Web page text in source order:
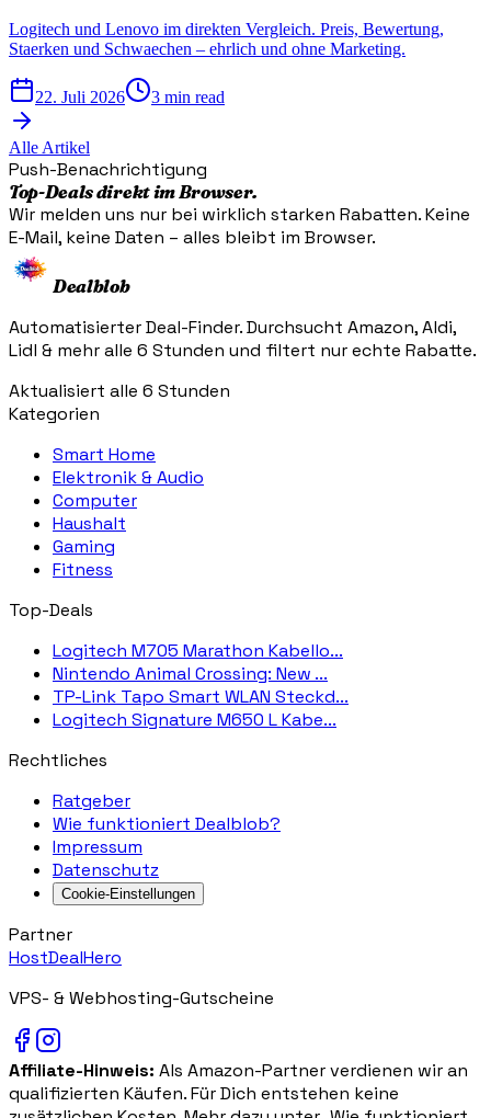
Logitech und Lenovo im direkten Vergleich. Preis, Bewertung,
Staerken und Schwaechen – ehrlich und ohne Marketing.
22. Juli 2026 3 min read
Alle Artikel
Push-Benachrichtigung
Top-Deals direkt im Browser.
Wir melden uns nur bei wirklich starken Rabatten. Keine
E-Mail, keine Daten – alles bleibt im Browser.
Dealblob
Automatisierter Deal-Finder. Durchsucht Amazon, Aldi,
Lidl & mehr alle 6 Stunden und filtert nur echte Rabatte.
Aktualisiert alle 6 Stunden
Kategorien
Smart Home
Elektronik & Audio
Computer
Haushalt
Gaming
Fitness
Top-Deals
Logitech M705 Marathon Kabello...
Nintendo Animal Crossing: New ...
TP-Link Tapo Smart WLAN Steckd...
Logitech Signature M650 L Kabe...
Rechtliches
Ratgeber
Wie funktioniert Dealblob?
Impressum
Datenschutz
Cookie-Einstellungen
Partner
HostDealHero
VPS- & Webhosting-Gutscheine
Affiliate-Hinweis: Als Amazon-Partner verdienen wir an
qualifizierten Käufen. Für Dich entstehen keine